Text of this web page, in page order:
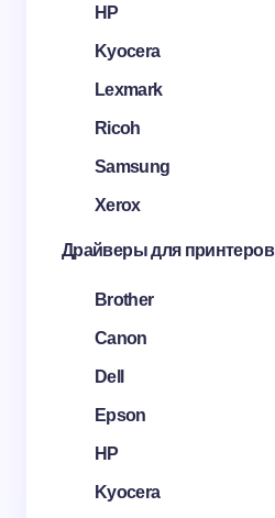
HP
Kyocera
Lexmark
Ricoh
Samsung
Xerox
Драйверы для принтеров
Brother
Canon
Dell
Epson
HP
Kyocera